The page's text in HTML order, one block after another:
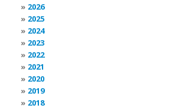
2026
2025
2024
2023
2022
2021
2020
2019
2018